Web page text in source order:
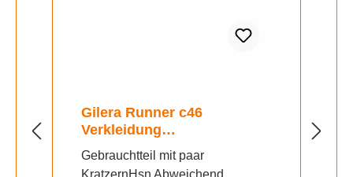
Gilera Runner c46
Verkleidung
Seitenverkleidung
Gebrauchtteil mit paar